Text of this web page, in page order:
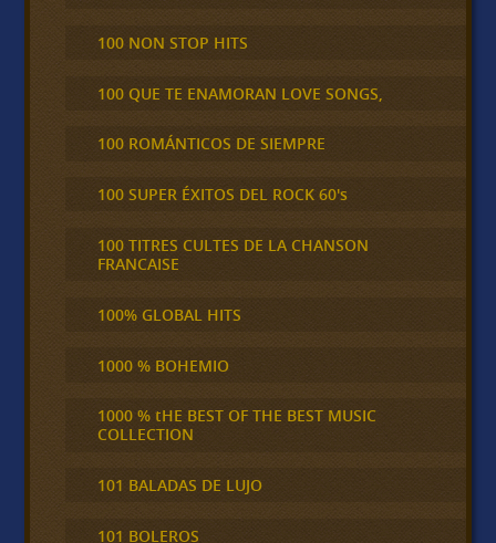
100 NON STOP HITS
100 QUE TE ENAMORAN LOVE SONGS,
100 ROMÁNTICOS DE SIEMPRE
100 SUPER ÉXITOS DEL ROCK 60's
100 TITRES CULTES DE LA CHANSON
FRANCAISE
100% GLOBAL HITS
1000 % BOHEMIO
1000 % tHE BEST OF THE BEST MUSIC
COLLECTION
101 BALADAS DE LUJO
101 BOLEROS